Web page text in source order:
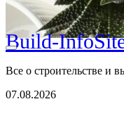
Build-
Все о строительстве и
07.08.2026